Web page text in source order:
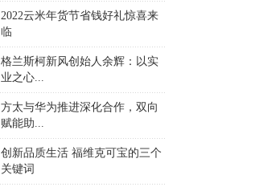
2022云米年货节省钱好礼惊喜来
临
格兰斯柯新风创始人余辉：以实
业之心...
方太与华为推进深化合作，双向
赋能助...
创新品质生活 福维克可宝的三个
关键词